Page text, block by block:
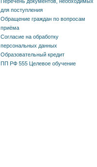
для поступления
Обращение граждан по вопросам
приёма
Согласие на обработку
персональных данных
Образовательный кредит
ПП РФ 555 Целевое обучение